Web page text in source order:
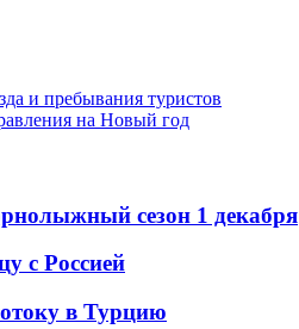
и пребывания туристов
на Новый год
сезон 1 декабря
с Россией
в Турцию